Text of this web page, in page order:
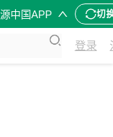
中国APP 切
登录